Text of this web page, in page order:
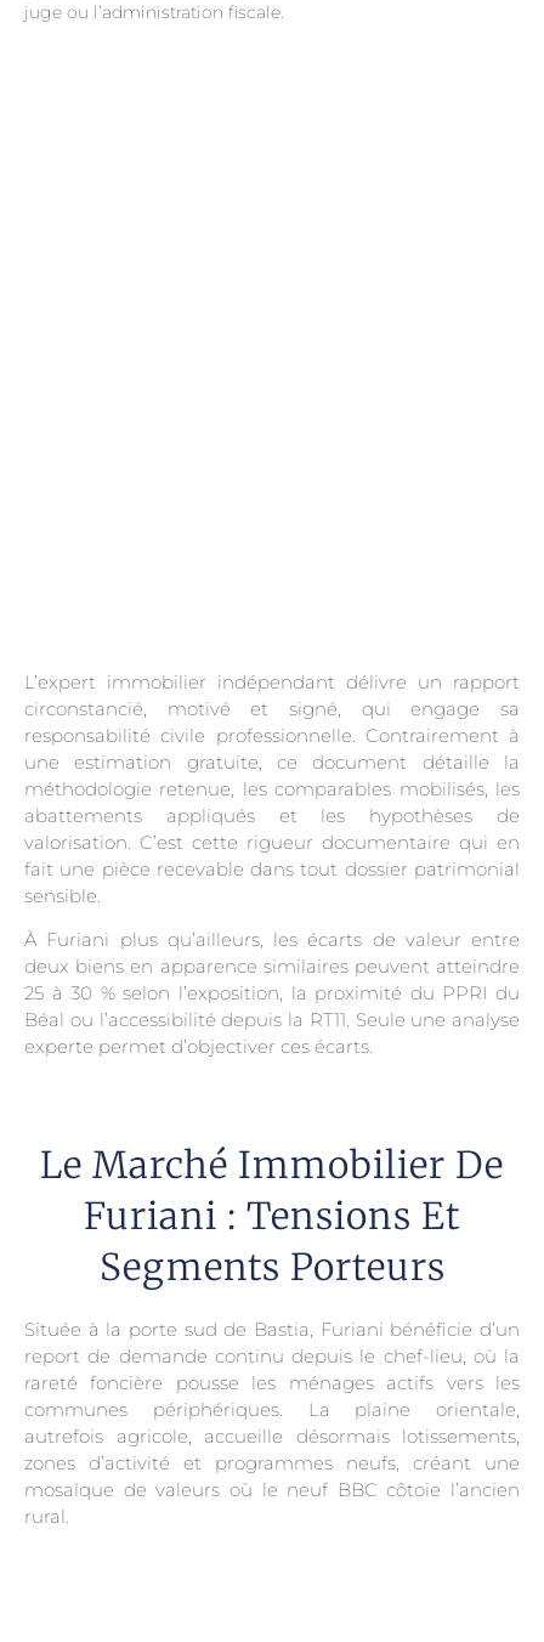
juge ou l’administration fiscale.
L’expert immobilier indépendant délivre un rapport
circonstancié, motivé et signé, qui engage sa
responsabilité civile professionnelle. Contrairement à
une estimation gratuite, ce document détaille la
méthodologie retenue, les comparables mobilisés, les
abattements appliqués et les hypothèses de
valorisation. C’est cette rigueur documentaire qui en
fait une pièce recevable dans tout dossier patrimonial
sensible.
À Furiani plus qu’ailleurs, les écarts de valeur entre
deux biens en apparence similaires peuvent atteindre
25 à 30 % selon l’exposition, la proximité du PPRI du
Béal ou l’accessibilité depuis la RT11. Seule une analyse
experte permet d’objectiver ces écarts.
Le Marché Immobilier De
Furiani : Tensions Et
Segments Porteurs
Située à la porte sud de Bastia, Furiani bénéficie d’un
report de demande continu depuis le chef-lieu, où la
rareté foncière pousse les ménages actifs vers les
communes périphériques. La plaine orientale,
autrefois agricole, accueille désormais lotissements,
zones d’activité et programmes neufs, créant une
mosaïque de valeurs où le neuf BBC côtoie l’ancien
rural.